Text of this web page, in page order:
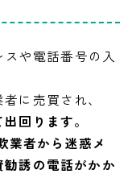
や電話番号の入
に売買され、
回ります。
業者から迷惑メ
誘の電話がかか